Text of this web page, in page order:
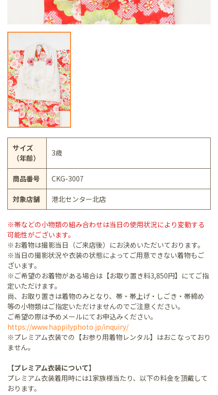
サイズ
（年齢）
3歳
商品番号 CKG-3007
対象店舗 港北センター北店
※帯などの小物類の組み合わせは当日の使用状況により変動する
可能性がございます。
※お着物は撮影当日（ご来店後）にお決めいただいております。
※当日の撮影状況や衣装の状態によってご用意できない着物もご
ざいます。
※ご希望のお着物がある場合は【お取り置き料3,850円】にてご指
定いただけます。
尚、お取り置きは着物のみとなり、帯・帯上げ・しごき・帯締め
等の小物類はご指定いただけませんのでご注意ください。
ご希望の際は予めメールにてお申込みください。
https://www.happilyphoto.jp/inquiry/
※プレミアム衣装での【お参り用着物レンタル】はおこなっており
ません。
【プレミアム衣装について】
プレミアム衣装着用時には1家族様当たり、以下の料金を頂戴して
おります。